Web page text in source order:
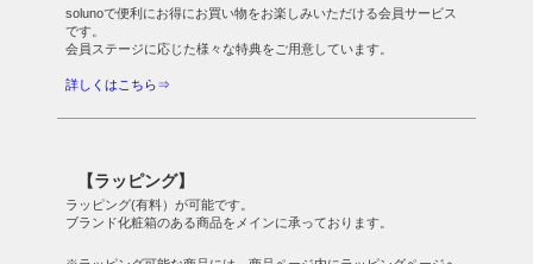
solunoで便利にお得にお買い物をお楽しみいただける会員サービス
です。
会員ステージに応じた様々な特典をご用意しています。
詳しくはこちら⇒
【ラッピング】
ラッピング(有料）が可能です。
ブランド化粧箱のある商品をメインに承っております。